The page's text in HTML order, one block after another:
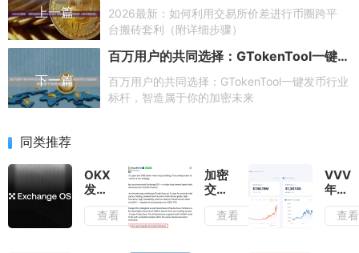
上一篇
2026最新：如何利用交易所价差进行币圈跨平
台搬砖套利（附详细步骤）
下一篇
百万用户的共同选择：GTokenTool一键发币行业标杆，智造属于你的加密未来
百万用户的共同选择：GTokenTool一键发币行业
标杆，智造属于你的加密未来
同类推荐
OKX
发布
Exchange
OS查看
加密
交易
所的
核心
查看
VVV
年内
暴涨
超10
查看